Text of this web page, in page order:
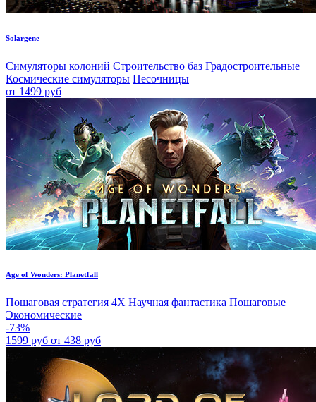
Solargene
Симуляторы колоний Строительство баз Градостроительные
Космические симуляторы Песочницы
от 1499 руб
Age of Wonders: Planetfall
Пошаговая стратегия 4X Научная фантастика Пошаговые
Экономические
-73%
1599 руб от 438 руб